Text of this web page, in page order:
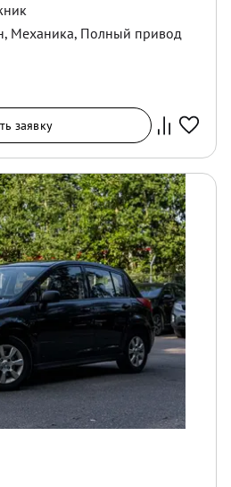
, Механика, Полный привод
заявку